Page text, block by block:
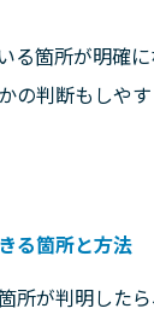
る箇所が明確
の判断もしやす
る箇所と方法
所が判明した